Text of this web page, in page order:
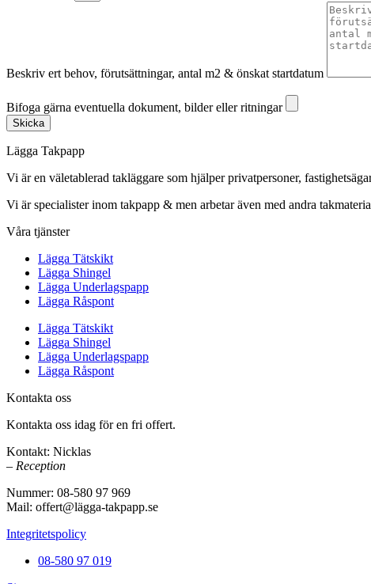
Beskriv ert behov, förutsättningar, antal m2 & önskat startdatum
Bifoga gärna eventuella dokument, bilder eller ritningar
Skicka
Lägga Takpapp
Vi är en väletablerad takläggare som hjälper privatpersoner,
Vi är specialister inom takpapp & men arbetar även med andra
Våra tjänster
Lägga Tätskikt
Lägga Shingel
Lägga Underlagspapp
Lägga Råspont
Lägga Tätskikt
Lägga Shingel
Lägga Underlagspapp
Lägga Råspont
Kontakta oss
Kontakta oss idag för en fri offert.
Kontakt: Nicklas
– Reception
Nummer: 08-580 97 969
Mail: offert@lägga-takpapp.se
Integritetspolicy
08-580 97 019